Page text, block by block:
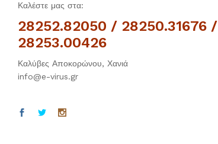
Καλέστε μας στα:
28252.82050 / 28250.31676 /
28253.00426
Καλύβες Αποκορώνου, Χανιά
info@e-virus.gr